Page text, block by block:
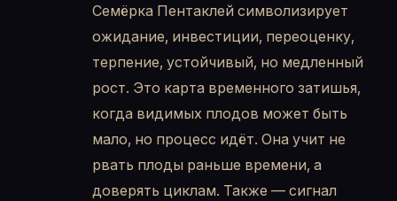
Семёрка Пентаклей символизирует
ожидание, инвестиции, переоценку,
терпение, устойчивый, но медленный
рост. Это карта временного затишья,
когда видимых плодов может быть
мало, но процесс идёт. Она учит не
рвать плоды раньше времени, а
доверять циклам. Также — сигнал